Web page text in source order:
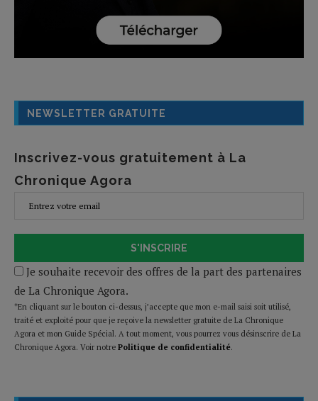
NEWSLETTER GRATUITE
Inscrivez-vous gratuitement à La
Chronique Agora
S'INSCRIRE
Je souhaite recevoir des offres de la part des partenaires
de La Chronique Agora.
*En cliquant sur le bouton ci-dessus, j’accepte que mon e-mail saisi soit utilisé,
traité et exploité pour que je reçoive la newsletter gratuite de La Chronique
Agora et mon Guide Spécial. A tout moment, vous pourrez vous désinscrire de La
Chronique Agora. Voir notre Politique de confidentialité.